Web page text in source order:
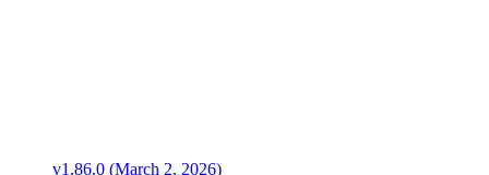
v1.86.0 (March 2, 2026)